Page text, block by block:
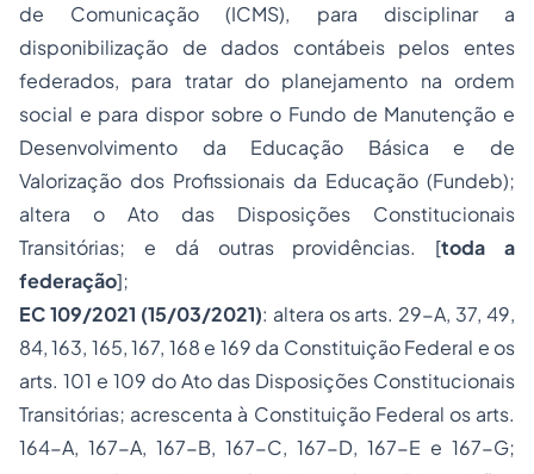
de Comunicação (ICMS), para disciplinar a
disponibilização de dados contábeis pelos entes
federados, para tratar do planejamento na ordem
social e para dispor sobre o Fundo de Manutenção e
Desenvolvimento da Educação Básica e de
Valorização dos Profissionais da Educação (Fundeb);
altera o Ato das Disposições Constitucionais
Transitórias; e dá outras providências. [toda a
federação];
EC 109/2021 (15/03/2021): altera os arts. 29-A, 37, 49,
84, 163, 165, 167, 168 e 169 da Constituição Federal e os
arts. 101 e 109 do Ato das Disposições Constitucionais
Transitórias; acrescenta à Constituição Federal os arts.
164-A, 167-A, 167-B, 167-C, 167-D, 167-E e 167-G;